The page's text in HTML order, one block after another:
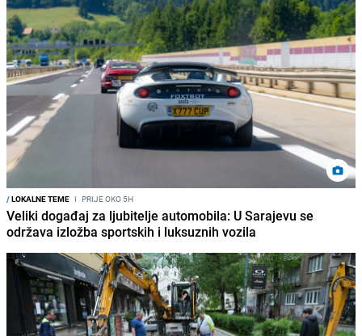
/LOKALNE TEME I PRIJE OKO 5H
Veliki događaj za ljubitelje automobila: U Sarajevu se
održava izložba sportskih i luksuznih vozila